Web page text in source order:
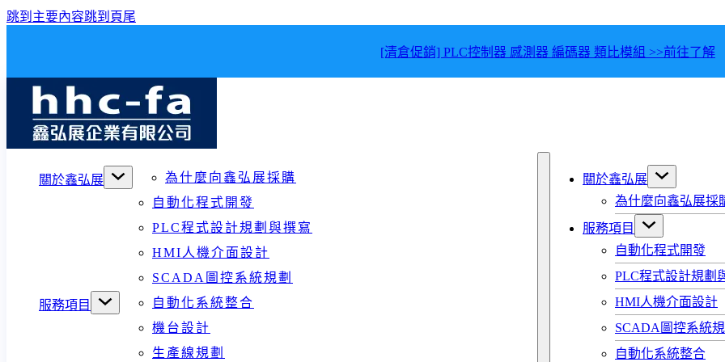
跳到主要內容跳到頁尾
[清倉促銷] PLC控制器 感測器 編碼器 類比模組 >>前往了解
關於鑫弘展 為什麼向鑫弘展採購
服務項目
自動化程式開發
PLC程式設計規劃與撰寫
HMI人機介面設計
SCADA圖控系統規劃
自動化系統整合
機台設計
生產線規劃
關於鑫弘展
為什麼向鑫弘展採
服務項目
自動化程式開發
PLC程式設計規劃
HMI人機介面設計
SCADA圖控系統規
自動化系統整合